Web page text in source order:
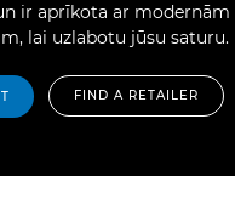
ir aprīkota ar
lai uzlabotu jūsu saturu.
FIND A RETAILER